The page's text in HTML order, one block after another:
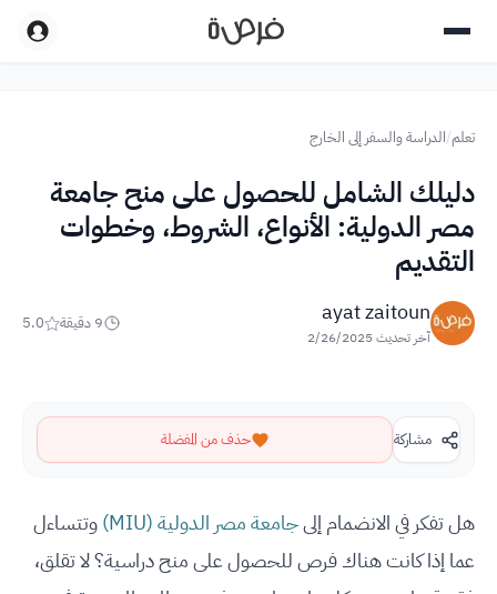
تعلم/الدراسة والسفر إلى الخارج
دليلك الشامل للحصول على منح جامعة
مصر الدولية: الأنواع، الشروط، وخطوات
التقديم
ayat zaitoun
آخر تحديث 2/26/2025
9 دقيقة 5.0
مشاركة حذف من المفضلة
هل تفكر في الانضمام إلىجامعة مصر الدولية (MIU)
وتتساءل
عما إذا كانت هناك فرص للحصول على منح دراسية؟ لا تقلق،